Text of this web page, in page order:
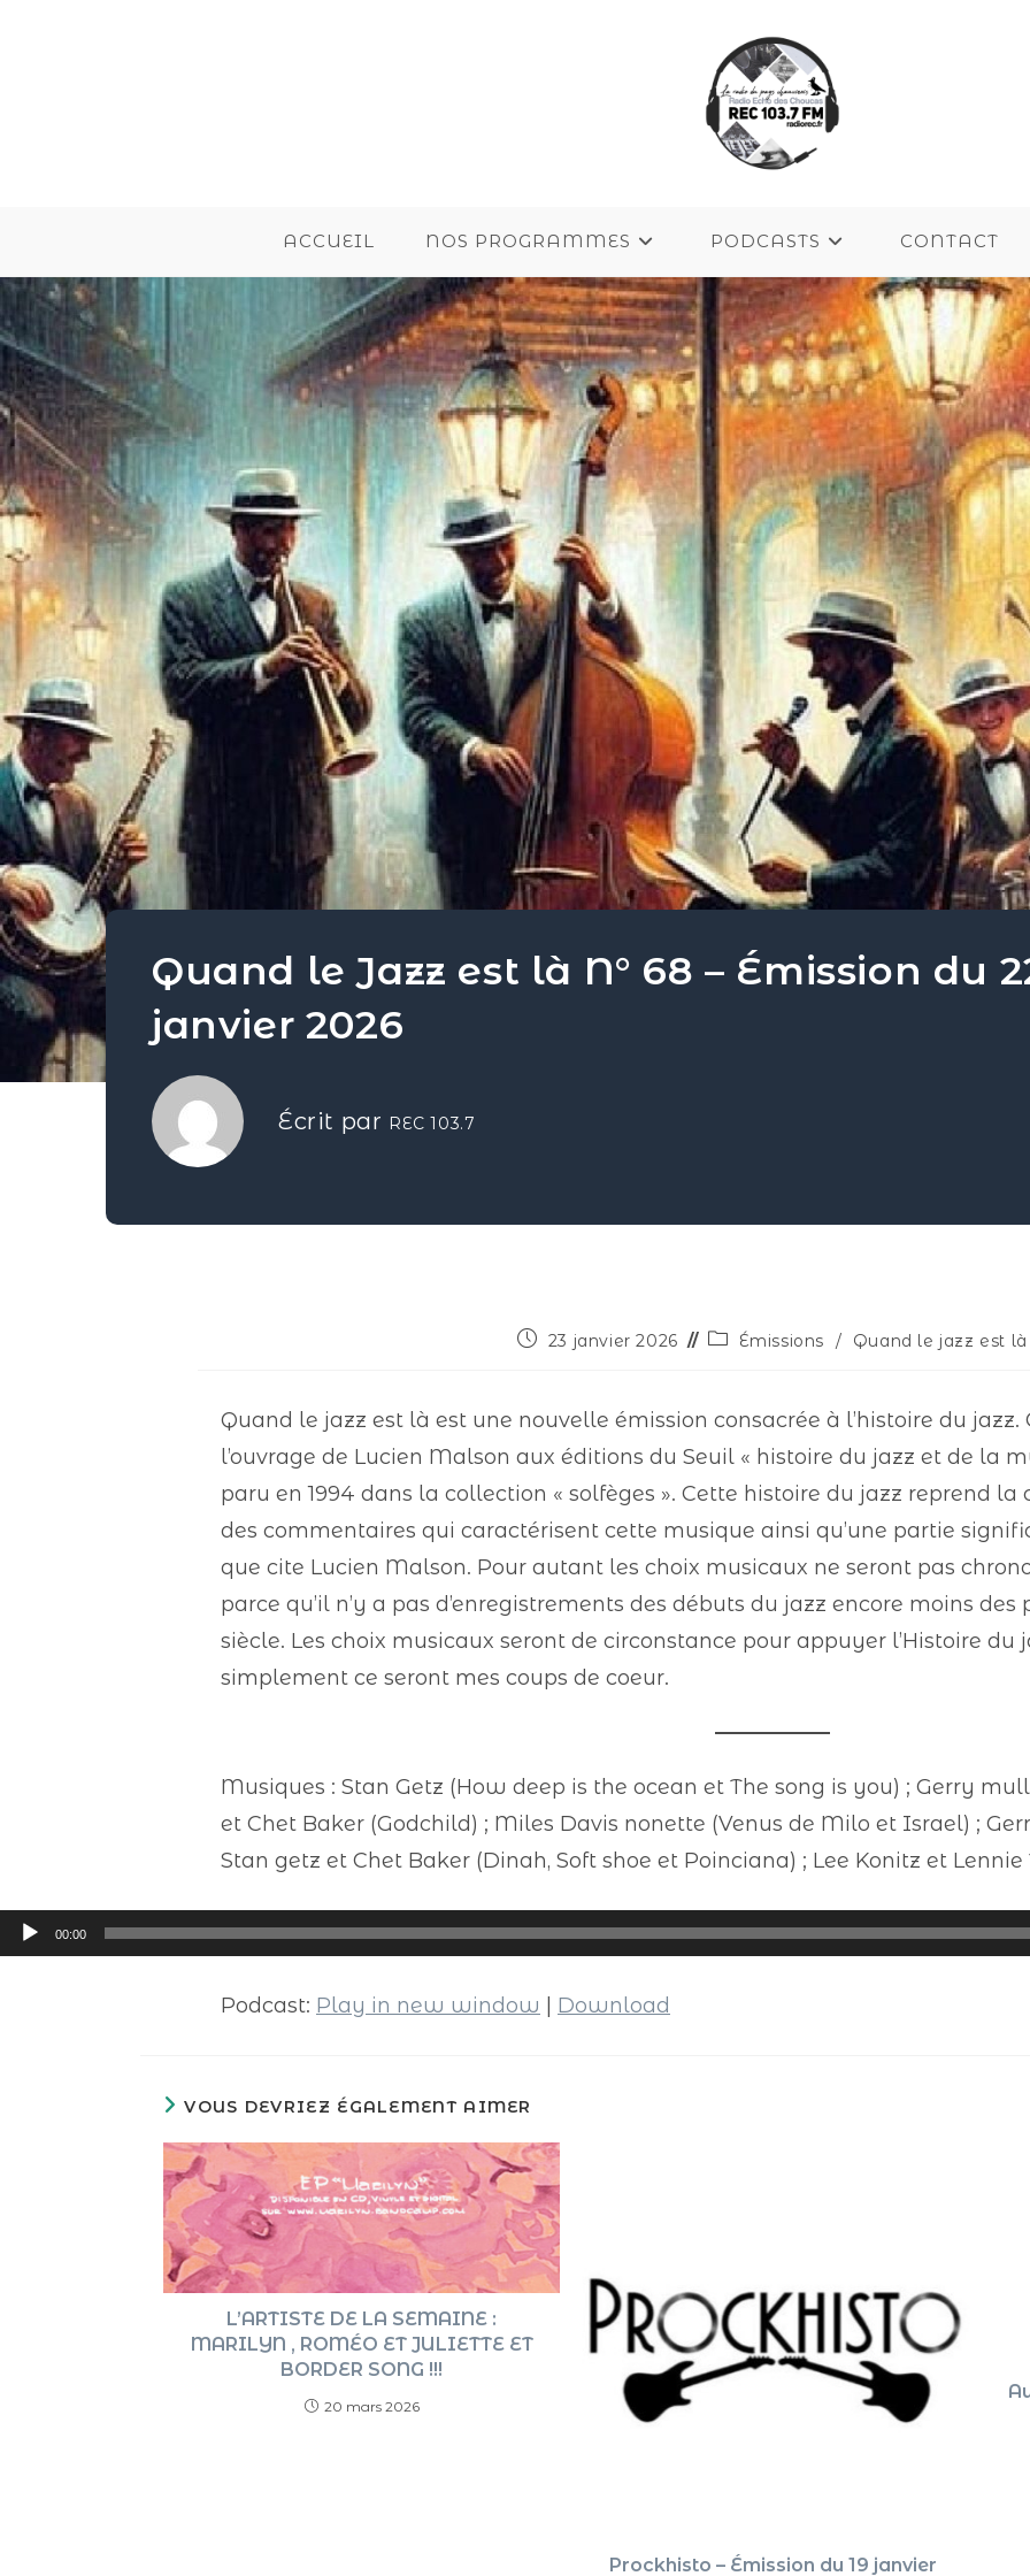
ACCUEIL NOS PROGRAMMES PODCASTS CONTACT
Quand le Jazz est là N° 68 – Émission du
janvier 2026
Écrit par REC 103.7
23 janvier 2026 Émissions / Quand le jazz est là
Quand le jazz est là est une nouvelle émission consacrée à l’histoire du jazz.
l’ouvrage de Lucien Malson aux éditions du Seuil « histoire du jazz et de la
paru en 1994 dans la collection « solfèges ». Cette histoire du jazz reprend la
des commentaires qui caractérisent cette musique ainsi qu’une partie
que cite Lucien Malson. Pour autant les choix musicaux ne seront pas
parce qu’il n’y a pas d’enregistrements des débuts du jazz encore moins
siècle. Les choix musicaux seront de circonstance pour appuyer l’Histoire du
simplement ce seront mes coups de coeur.
Musiques : Stan Getz (How deep is the ocean et The song is you) ; Gerry
et Chet Baker (Godchild) ; Miles Davis nonette (Venus de Milo et Israel) ;
Stan getz et Chet Baker (Dinah, Soft shoe et Poinciana) ; Lee Konitz et
Lecteur
audio
00:00
Podcast: Play in new window Download
VOUS DEVRIEZ ÉGALEMENT AIMER
L’ARTISTE DE LA SEMAINE :
MARILYN , ROMÉO ET JULIETTE ET
BORDER SONG !!!
20 mars 2026
Prockhisto – Émission du 19 janvier